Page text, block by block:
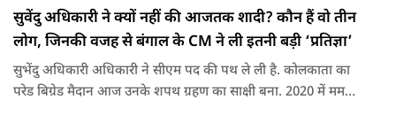
सुवेंदु अधिकारी ने क्यों नहीं की आजतक शादी? कौन हैं वो तीन
लोग, जिनकी वजह से बंगाल के CM ने ली इतनी बड़ी ‘प्रतिज्ञा’
सुभेंदु अधिकारी अधिकारी ने सीएम पद की पथ ले ली है. कोलकाता का
परेड बिग्रेड मैदान आज उनके शपथ ग्रहण का साक्षी बना. 2020 में ममता